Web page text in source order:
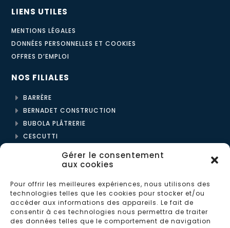
Gérer le consentement
aux cookies
Pour offrir les meilleures expériences, nous utilisons des
technologies telles que les cookies pour stocker et/ou
accéder aux informations des appareils. Le fait de
consentir à ces technologies nous permettra de traiter
des données telles que le comportement de navigation
LIENS UTILES
MENTIONS LÉGALES
DONNÉES PERSONNELLES ET COOKIES
OFFRES D’EMPLOI
NOS FILIALES
BARRÈRE
BERNADET CONSTRUCTION
BUBOLA PLÂTRERIE
CESCUTTI
LES BÉTONS MONTOIS
LES MAISONS BERNADET